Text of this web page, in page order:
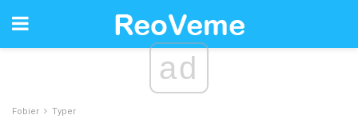
ad
Fobier Typer